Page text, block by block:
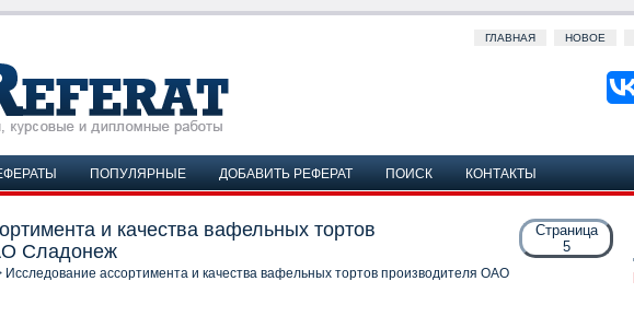
ГЛАВНАЯ НОВОЕ
ПОПУЛЯРНЫЕ ДОБАВИТЬ РЕФЕРАТ ПОИСК КОНТАКТЫ
Страница
5
и качества вафельных тортов
Сладонеж
Исследование ассортимента и качества вафельных тортов производителя ОАО